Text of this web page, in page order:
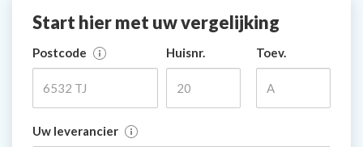
Start hier met uw vergelijking
Postcode Huisnr. Toev.
Uw leverancier